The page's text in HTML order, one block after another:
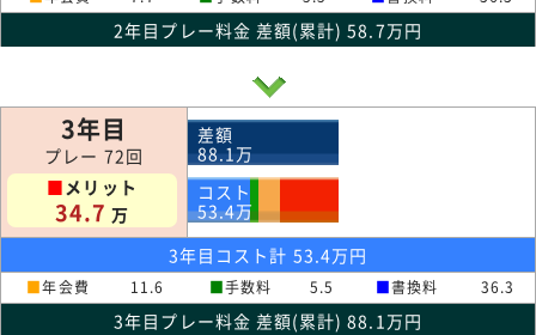
2年目プレー料金 差額(累計) 58.7万円
3年目
プレー 72回
■メリット
34.7 万
差額
88.1万
コスト
53.4万
3年目コスト計 53.4万円
■年会費 11.6 ■手数料 5.5 ■書換料 36.3
3年目プレー料金 差額(累計) 88.1万円